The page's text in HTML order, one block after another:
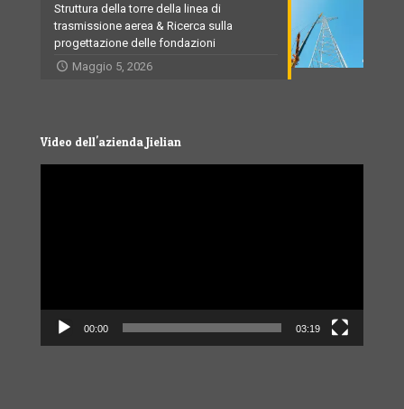
Struttura della torre della linea di
trasmissione aerea & Ricerca sulla
progettazione delle fondazioni
Maggio 5, 2026
Video dell'azienda Jielian
00:00 03:19